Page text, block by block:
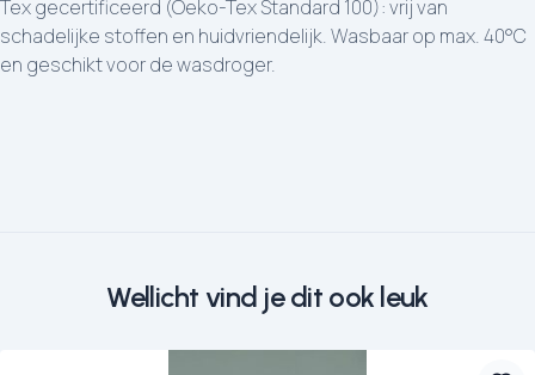
Tex gecertificeerd (Oeko-Tex Standard 100): vrij van
schadelijke stoffen en huidvriendelijk. Wasbaar op max. 40°C
en geschikt voor de wasdroger.
Wellicht vind je dit ook leuk